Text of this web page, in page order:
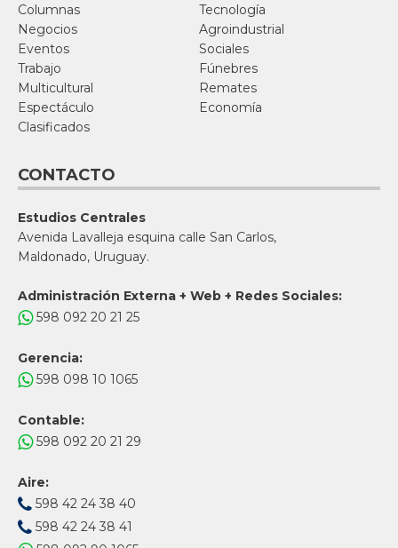
Columnas
Tecnología
Negocios
Agroindustrial
Eventos
Sociales
Trabajo
Fúnebres
Multicultural
Remates
Espectáculo
Economía
Clasificados
CONTACTO
Estudios Centrales
Avenida Lavalleja esquina calle San Carlos,
Maldonado, Uruguay.
Administración Externa + Web + Redes Sociales:
598 092 20 21 25
Gerencia:
598 098 10 1065
Contable:
598 092 20 21 29
Aire:
598 42 24 38 40
598 42 24 38 41